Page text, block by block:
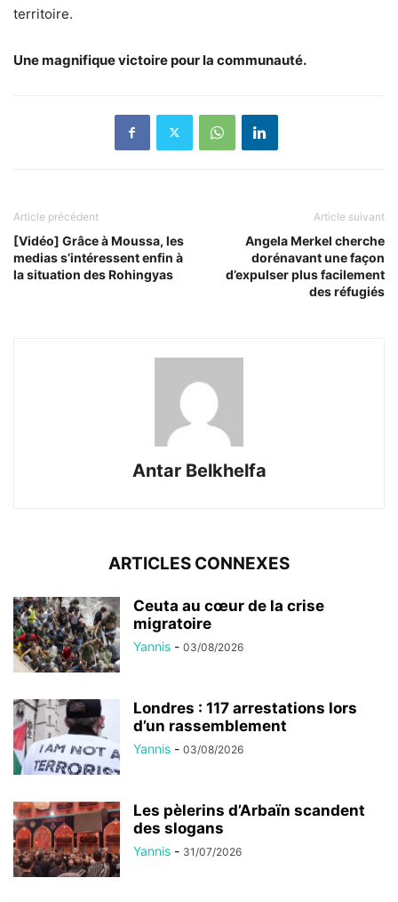
territoire.
Une magnifique victoire pour la communauté.
Article précédent
[Vidéo] Grâce à Moussa, les
medias s’intéressent enfin à
la situation des Rohingyas
Article suivant
Angela Merkel cherche
dorénavant une façon
d’expulser plus facilement
des réfugiés
Antar Belkhelfa
ARTICLES CONNEXES
Ceuta au cœur de la crise
migratoire
Yannis - 03/08/2026
Londres : 117 arrestations lors
d’un rassemblement
Yannis - 03/08/2026
Les pèlerins d’Arbaïn scandent
des slogans
Yannis - 31/07/2026